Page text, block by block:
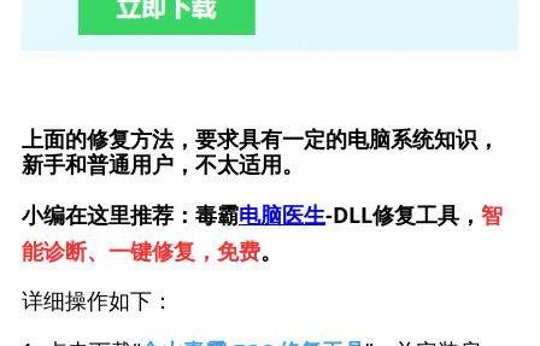
上面的修复方法，要求具有一定的电脑系统知识，
新手和普通用户，不太适用。
小编在这里推荐：毒霸电脑医生-DLL修复工具， 智
能诊断、一键修复，免费。
详细操作如下：